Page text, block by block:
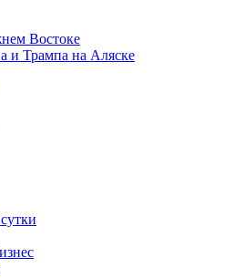
Востоке
и Трампа на Аляске